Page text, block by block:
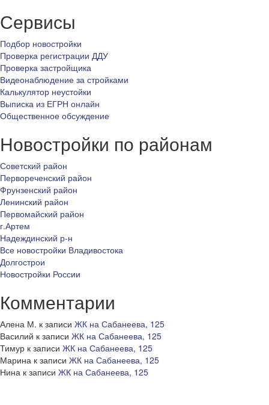
Сервисы
Подбор новостройки
Проверка регистрации ДДУ
Проверка застройщика
Видеонаблюдение за стройками
Калькулятор неустойки
Выписка из ЕГРН онлайн
Общественное обсуждение
Новостройки по районам
Советский район
Первореченский район
Фрунзенский район
Ленинский район
Первомайский район
г.Артем
Надеждинский р-н
Все новостройки Владивостока
Долгострои
Новостройки России
Комментарии
Алена М. к записи ЖК на Сабанеева, 125
Василий к записи ЖК на Сабанеева, 125
Тимур к записи ЖК на Сабанеева, 125
Марина к записи ЖК на Сабанеева, 125
Нина к записи ЖК на Сабанеева, 125